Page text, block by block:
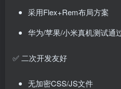
采用Flex+Rem布局方案
华为/苹果/小米真机测试通
✅ 二次开发友好
无加密CSS/JS文件